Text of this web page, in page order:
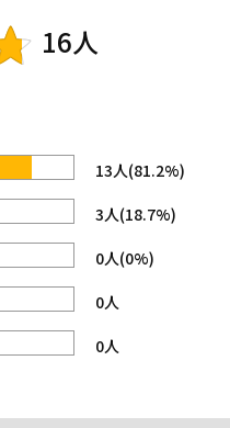
16人
13人(81.2%)
3人(18.7%)
0人(0%)
0人
0人